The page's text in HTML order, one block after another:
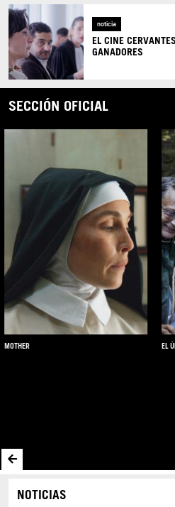
noticia
EL CINE
GANADORES
SECCIÓN OFICIAL
EL ÚLTIMO VIKINGO
NOTICIAS